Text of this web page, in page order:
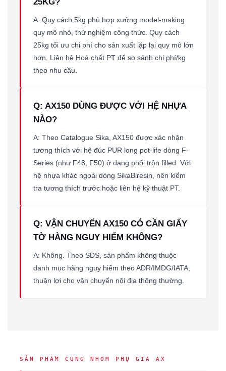
25KG?
A: Quy cách 5kg phù hợp xưởng model-making
quy mô nhỏ, thử nghiệm công thức. Quy cách
25kg tối ưu chi phí cho sản xuất lặp lại quy mô lớn
hơn. Liên hệ Hoá chất PT để so sánh chi phí/kg
theo nhu cầu.
Q: AX150 DÙNG ĐƯỢC VỚI HỆ NHỰA
NÀO?
A: Theo Catalogue Sika, AX150 được xác nhận
tương thích với hệ đúc PUR long pot-life dòng F-
Series (như F48, F50) ở dạng phối trộn filled. Với
hệ nhựa khác ngoài dòng SikaBiresin, nên kiểm
tra tương thích trước hoặc liên hệ kỹ thuật PT.
Q: VẬN CHUYỂN AX150 CÓ CẦN GIẤY
TỜ HÀNG NGUY HIỂM KHÔNG?
A: Không. Theo SDS, sản phẩm không thuộc
danh mục hàng nguy hiểm theo ADR/IMDG/IATA,
thuận lợi cho vận chuyển nội địa thông thường.
SẢN PHẨM CÙNG NHÓM PHỤ GIA AX